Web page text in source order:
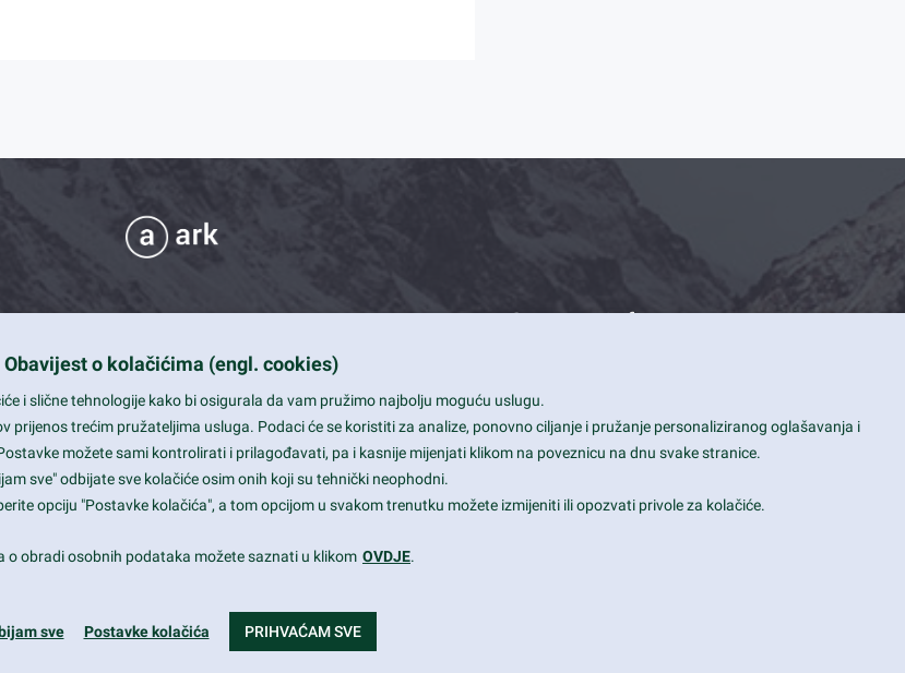
design
Contact Info
View, CA 94043
+1 650-253-0000
Daily: 9:00 am - 6:00 pm
Obavijest o kolačićima (engl. cookies)
i slične tehnologije kako bi osigurala da vam pružimo najbolju moguću uslugu.
prijenos trećim pružateljima usluga. Podaci će se koristiti za analize, ponovno ciljanje i pružanje personaliziranog oglašavanja i
možete sami kontrolirati i prilagođavati, pa i kasnije mijenjati klikom na poveznicu na dnu svake stranice.
sve" odbijate sve kolačiće osim onih koji su tehnički neophodni.
opciju "Postavke kolačića", a tom opcijom u svakom trenutku možete izmijeniti ili opozvati privole za kolačiće.
o obradi osobnih podataka možete saznati u klikom OVDJE.
sve Postavke kolačića PRIHVAĆAM SVE